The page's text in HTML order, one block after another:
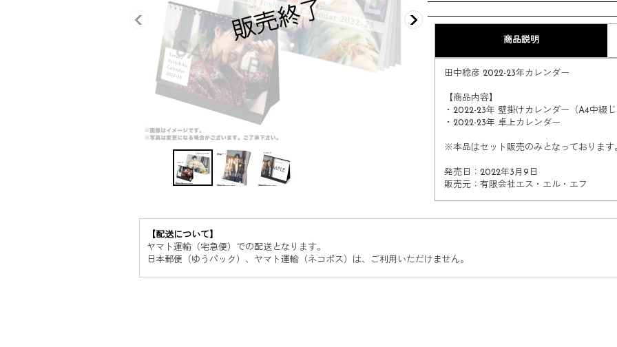
商品説明
田中稔彦 2022-23年カレンダー
【商品内容】
・2022-23年 壁掛けカレンダー（A4中綴じ
・2022-23年 卓上カレンダー
※本品はセット販売のみとなっております
発売日：2022年3月9日
販売元：有限会社エス・エル・エフ
【配送について】
ヤマト運輸（宅急便）での配送となります。
日本郵便（ゆうパック）、ヤマト運輸（ネコポス）は、ご利用いただけません。